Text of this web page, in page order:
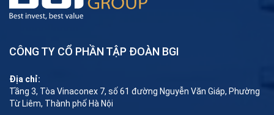
CÔNG TY CỔ PHẦN TẬP ĐOÀN BGI
Địa chỉ:
Tầng 3, Tòa Vinaconex 7, số 61 đường Nguyễn Văn Giáp, Phường
Từ Liêm, Thành phố Hà Nội